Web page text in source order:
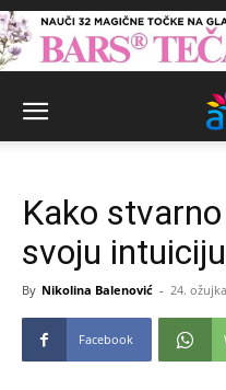
Kako
svoju
By Nikolina Balenović - 24.
Facebook